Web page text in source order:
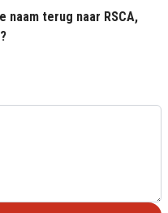
naam terug naar RSCA,